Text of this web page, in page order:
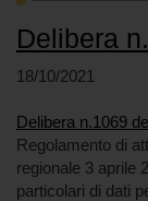
Delibera
18/10/2021
Delibera n.1069
Regolamento di
regionale 3 aprile
particolari di dati